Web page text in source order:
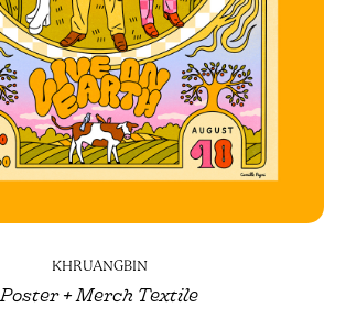
KHRUANGBIN
Poster + Merch Textile